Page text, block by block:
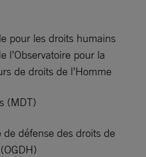
pour les droits humains
l’Observatoire pour la
de droits de l’Homme
(MDT)
défense des droits de